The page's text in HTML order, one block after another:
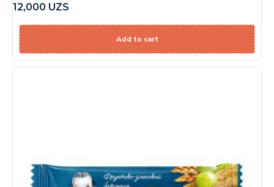
12,000 UZS
Add to cart